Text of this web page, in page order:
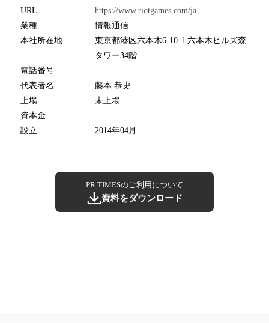
URL
https://www.riotgames.com/ja
業種
情報通信
本社所在地
東京都港区六本木6-10-1 六本木ヒルズ森
タワー34階
電話番号
-
代表者名
藤本 恭史
上場
未上場
資本金
-
設立
2014年04月
PR TIMESのご利用について
資料をダウンロード